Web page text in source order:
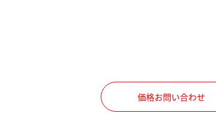
価格お問い合わせ